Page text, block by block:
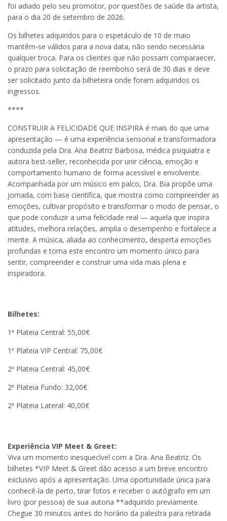
foi adiado pelo seu promotor, por questões de saúde da artista,
para o dia 20 de setembro de 2026.
Os bilhetes adquiridos para o espetáculo de 10 de maio
mantêm-se válidos para a nova data, não sendo necessária
qualquer troca. Para os clientes que não possam comparaecer,
o prazo para solicitação de reembolso será de 30 dias e deve
ser solicitado junto da bilheteira onde foram adquiridos os
ingressos.
****
CONSTRUIR A FELICIDADE QUE INSPIRA é mais do que uma
apresentação — é uma experiência sensorial e transformadora
conduzida pela Dra. Ana Beatriz Barbosa, médica psiquiatra e
autora best-seller, reconhecida por unir ciência, emoção e
comportamento humano de forma acessível e envolvente.
Acompanhada por um músico em palco, Dra. Bia propõe uma
jornada, com base científica, que mostra como compreender as
emoções, cultivar propósito e transformar o modo de pensar, o
que pode conduzir a uma felicidade real — aquela que inspira
atitudes, melhora relações, amplia o desempenho e fortalece a
mente. A música, aliada ao conhecimento, desperta emoções
profundas e torna este encontro um momento único para
sentir, compreender e construir uma vida mais plena e
inspiradora.
Bilhetes:
1ª Plateia Central: 55,00€
1ª Plateia VIP Central: 75,00€
2ª Plateia Central: 45,00€
2ª Plateia Fundo: 32,00€
2ª Plateia Lateral: 40,00€
Experiência VIP Meet & Greet:
Viva um momento inesquecível com a Dra. Ana Beatriz. Os
bilhetes *VIP Meet & Greet dão acesso a um breve encontro
exclusivo após a apresentação. Uma oportunidade única para
conhecê-la de perto, tirar fotos e receber o autógrafo em um
livro (por pessoa) de sua autoria **adquirido previamente.
Chegue 30 minutos antes do horário da palestra para retirada